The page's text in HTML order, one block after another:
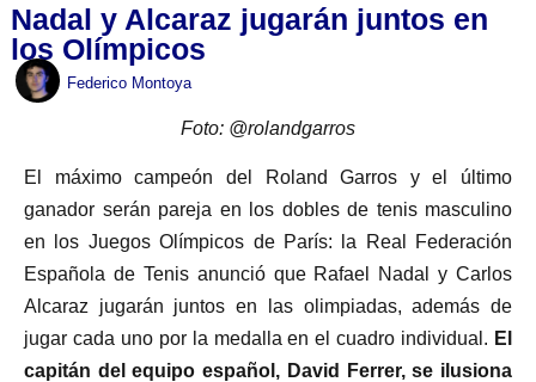
Nadal y Alcaraz jugarán juntos en
los Olímpicos
Federico Montoya
Foto: @rolandgarros
El máximo campeón del Roland Garros y el último
ganador serán pareja en los dobles de tenis masculino
en los Juegos Olímpicos de París: la Real Federación
Española de Tenis anunció que Rafael Nadal y Carlos
Alcaraz jugarán juntos en las olimpiadas, además de
jugar cada uno por la medalla en el cuadro individual. El
capitán del equipo español, David Ferrer, se ilusiona